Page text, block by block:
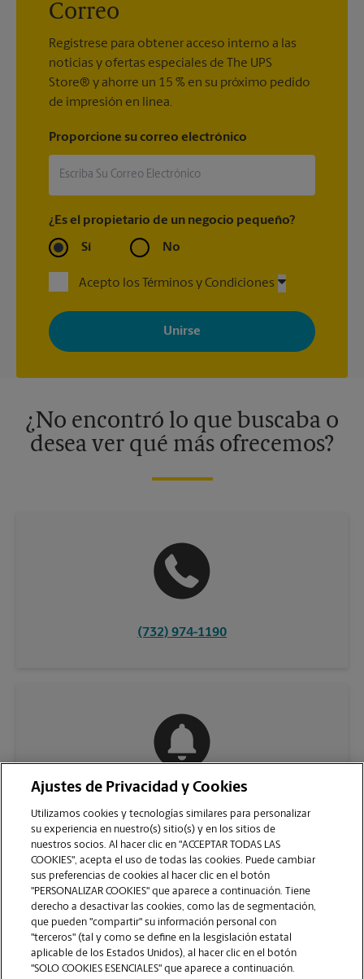
Correo
Regístrese para obtener acceso interno a las
noticias y ofertas especiales de The UPS
Store® y ahorre un 15 % en su próximo pedido
de impresión en línea.
Proporcione su correo electrónico
¿Es el propietario de un negocio pequeño?
Sí No
Acepto los Términos y Condiciones
Al registrarse, acepta recibir correos electrónicos de The UPS
Store con noticias, ofertas especiales, promociones y mensajes
adaptados a sus intereses. Puede darse de baja en cualquier
momento. Para más información, consulte nuestra política de
¿No encontró lo que buscaba o
desea ver qué más ofrecemos?
(732) 974-1190
VER LA PÁGINA DE LA TIENDA
Ajustes de Privacidad y Cookies
Utilizamos cookies y tecnologías similares para personalizar
su experiencia en nuestro(s) sitio(s) y en los sitios de
nuestros socios. Al hacer clic en "ACCEPTAR TODAS LAS
COOKIES", acepta el uso de todas las cookies. Puede cambiar
sus preferencias de cookies al hacer clic en el botón
"PERSONALIZAR COOKIES" que aparece a continuación. Tiene
derecho a desactivar las cookies, como las de segmentación,
que pueden "compartir" su información personal con
"terceros" (tal y como se define en la lesgislación estatal
aplicable de los Estados Unidos), al hacer clic en el botón
"SOLO COOKIES ESENCIALES" que aparece a continuación.